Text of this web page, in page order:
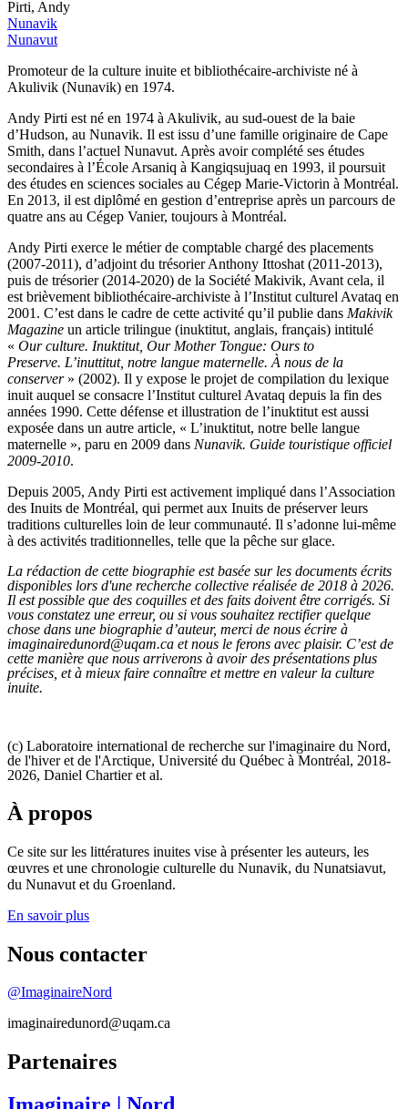
Pirti, Andy
Nunavik
Nunavut
Promoteur de la culture inuite et bibliothécaire-archiviste né à
Akulivik (Nunavik) en 1974.
Andy Pirti est né en 1974 à Akulivik, au sud-ouest de la baie
d’Hudson, au Nunavik. Il est issu d’une famille originaire de Cape
Smith, dans l’actuel Nunavut. Après avoir complété ses études
secondaires à l’École Arsaniq à Kangiqsujuaq en 1993, il poursuit
des études en sciences sociales au Cégep Marie-Victorin à Montréal.
En 2013, il est diplômé en gestion d’entreprise après un parcours de
quatre ans au Cégep Vanier, toujours à Montréal.
Andy Pirti exerce le métier de comptable chargé des placements
(2007-2011), d’adjoint du trésorier Anthony Ittoshat (2011-2013),
puis de trésorier (2014-2020) de la Société Makivik, Avant cela, il
est brièvement bibliothécaire-archiviste à l’Institut culturel Avataq en
2001. C’est dans le cadre de cette activité qu’il publie dans Makivik
Magazine un article trilingue (inuktitut, anglais, français) intitulé
« Our culture. Inuktitut, Our Mother Tongue: Ours to
Preserve. L’inuttitut, notre langue maternelle. À nous de la
conserver» (2002). Il y expose le projet de compilation du lexique
inuit auquel se consacre l’Institut culturel Avataq depuis la fin des
années 1990. Cette défense et illustration de l’inuktitut est aussi
exposée dans un autre article, « L’inuktitut, notre belle langue
maternelle », paru en 2009 dans Nunavik. Guide touristique officiel
2009-2010.
Depuis 2005, Andy Pirti est activement impliqué dans l’Association
des Inuits de Montréal, qui permet aux Inuits de préserver leurs
traditions culturelles loin de leur communauté. Il s’adonne lui-même
à des activités traditionnelles, telle que la pêche sur glace.
La rédaction de cette biographie est basée sur les documents écrits
disponibles lors d'une recherche collective réalisée de 2018 à 2026.
Il est possible que des coquilles et des faits doivent être corrigés. Si
vous constatez une erreur, ou si vous souhaitez rectifier quelque
chose dans une biographie d’auteur, merci de nous écrire à
imaginairedunord@uqam.ca et nous le ferons avec plaisir. C’est de
cette manière que nous arriverons à avoir des présentations plus
précises, et à mieux faire connaître et mettre en valeur la culture
inuite.
(c) Laboratoire international de recherche sur l'imaginaire du Nord,
de l'hiver et de l'Arctique, Université du Québec à Montréal, 2018-
2026, Daniel Chartier et al.
À propos
Ce site sur les littératures inuites vise à présenter les auteurs, les
œuvres et une chronologie culturelle du Nunavik, du Nunatsiavut,
du Nunavut et du Groenland.
En savoir plus
Nous contacter
@ImaginaireNord
imaginairedunord@uqam.ca
Partenaires